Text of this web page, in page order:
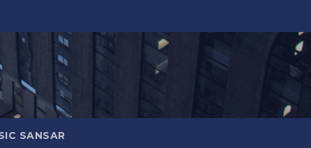
SANSAR